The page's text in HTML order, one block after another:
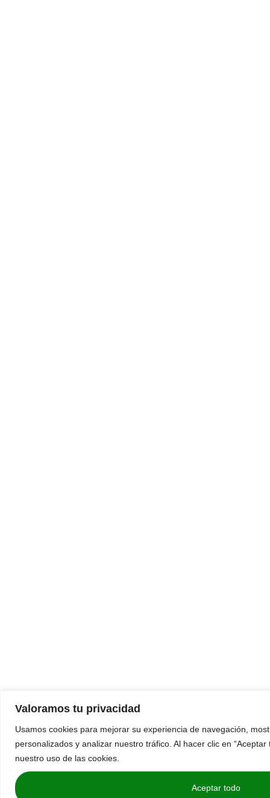
Valoramos tu privacidad
Usamos cookies para mejorar su experiencia de navegación,
personalizados y analizar nuestro tráfico. Al hacer clic en
nuestro uso de las cookies.
Aceptar todo